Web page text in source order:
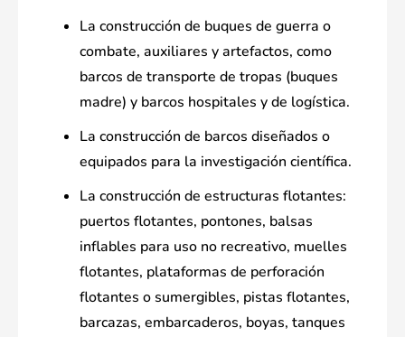
La construcción de buques de guerra o
combate, auxiliares y artefactos, como
barcos de transporte de tropas (buques
madre) y barcos hospitales y de logística.
La construcción de barcos diseñados o
equipados para la investigación científica.
La construcción de estructuras flotantes:
puertos flotantes, pontones, balsas
inflables para uso no recreativo, muelles
flotantes, plataformas de perforación
flotantes o sumergibles, pistas flotantes,
barcazas, embarcaderos, boyas, tanques